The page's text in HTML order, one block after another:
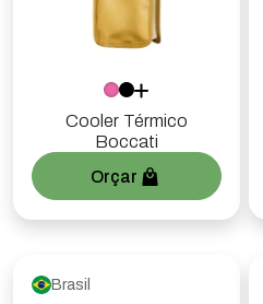
Cooler Térmico
Boccati
Orçar
Brasil